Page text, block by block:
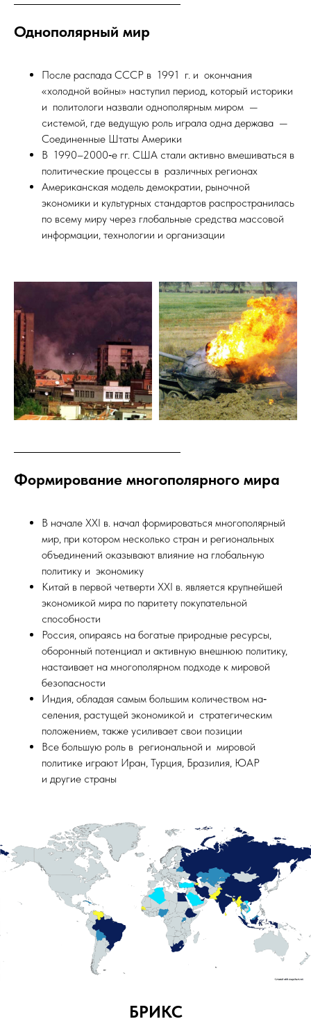
Однополярный мир
После распада СССР в 1991 г. и окончания
«холодной войны» наступил период, который историки
и политологи назвали однополярным миром —
системой, где ведущую роль играла одна держава —
Соединенные Штаты Америки
В 1990–2000‑е гг. США стали активно вмешиваться в
политические процессы в различных регионах
Американская модель демократии, рыночной
экономики и культурных стандартов распространилась
по всему миру через глобальные средства массовой
информации, технологии и организации
Формирование многополярного мира
В начале XXI в. начал формироваться многополярный
мир, при котором несколько стран и региональных
объединений оказывают влияние на глобальную
политику и экономику
Китай в первой четверти XXI в. является крупнейшей
экономикой мира по паритету покупательной
способности
Россия, опираясь на богатые природные ресурсы,
оборонный потенциал и активную внешнюю политику,
настаивает на многополярном подходе к мировой
безопасности
Индия, обладая самым большим количеством на‑
селения, растущей экономикой и стратегическим
положением, также усиливает свои позиции
Все большую роль в региональной и мировой
политике играют Иран, Турция, Бразилия, ЮАР
и другие страны
БРИКС